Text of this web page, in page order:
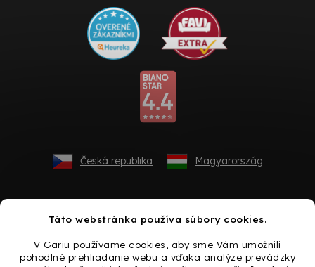
Táto webstránka používa súbory cookies.
V Gariu používame cookies, aby sme Vám umožnili
pohodlné prehliadanie webu a vďaka analýze prevádzky
Česká republika Magyarország